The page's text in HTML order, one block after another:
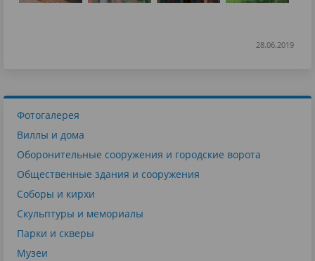
28.06.2019
Фотогалерея
Виллы и дома
Оборонительные сооружения и городские ворота
Общественные здания и сооружения
Соборы и кирхи
Скульптуры и мемориалы
Парки и скверы
Музеи